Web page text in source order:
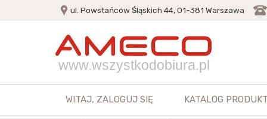
ul. Powstańców Śląskich 44, 01-381 Warszawa
www.wszystkodobiura.pl
WITAJ, ZALOGUJ SIĘ KATALOG